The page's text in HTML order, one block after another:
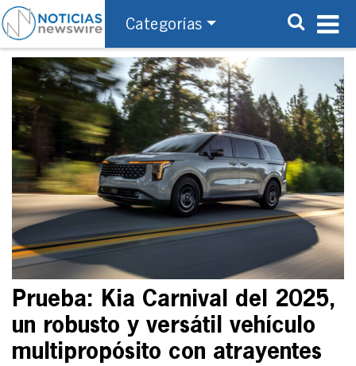
Categorías
Prueba: Kia Carnival del 2025,
un robusto y versátil vehículo
multipropósito con atrayentes